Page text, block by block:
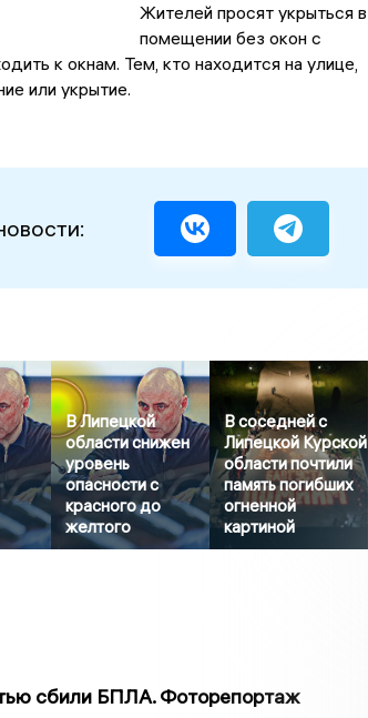
Жителей просят укрыться в
помещении без окон с
к окнам. Тем, кто находится на улице,
или укрытие.
В Липецкой
области снижен
уровень
опасности с
красного до
желтого
В соседней с
Липецкой Курской
области почтили
память погибших
огненной
картиной
сбили БПЛА. Фоторепортаж